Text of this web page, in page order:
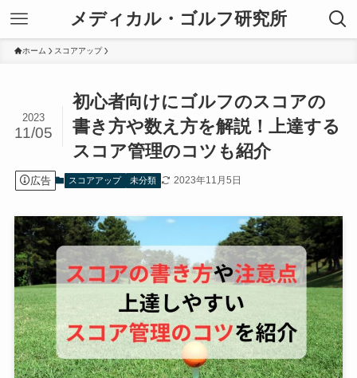
メディカル・ゴルフ研究所
ホーム スコアアップ
初心者向けにゴルフのスコアの
書き方や数え方を解説！上達する
スコア管理のコツも紹介
2023
11/05
広告 スコアアップ 未分類 2023年11月5日